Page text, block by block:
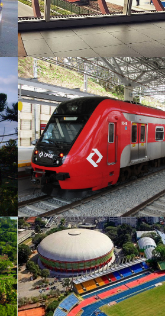
Trem Intercidades - TIC
São Paulo - Campinas
Conjunto Esportivo
Guimarães e Vila
Covas